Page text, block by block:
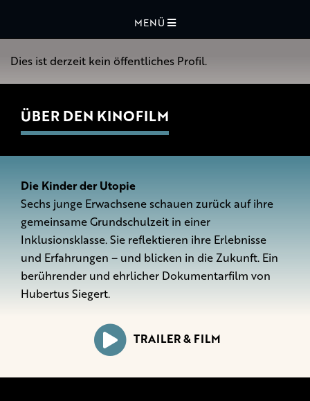
MENÜ
Dies ist derzeit kein öffentliches Profil.
ÜBER DEN KINOFILM
Die Kinder der Utopie
Sechs junge Erwachsene schauen zurück auf ihre
gemeinsame Grundschulzeit in einer
Inklusionsklasse. Sie reflektieren ihre Erlebnisse
und Erfahrungen – und blicken in die Zukunft. Ein
berührender und ehrlicher Dokumentarfilm von
Hubertus Siegert.
TRAILER & FILM